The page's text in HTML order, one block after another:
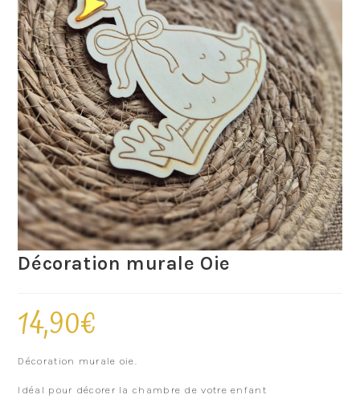
Décoration murale Oie
14,90€
Décoration murale oie.
Idéal pour décorer la chambre de votre enfant